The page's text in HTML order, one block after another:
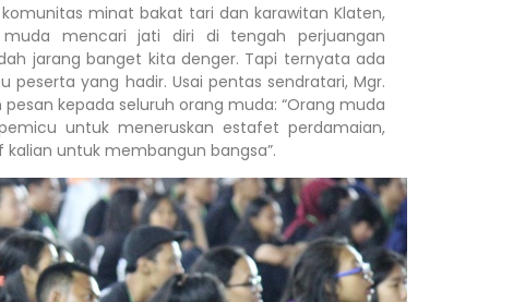
minat bakat tari dan karawitan Klaten,
mencari jati diri di tengah perjuangan
jarang banget kita denger. Tapi ternyata ada
peserta yang hadir. Usai pentas sendratari, Mgr.
kepada seluruh orang muda: “Orang muda
untuk meneruskan estafet perdamaian,
untuk membangun bangsa”.